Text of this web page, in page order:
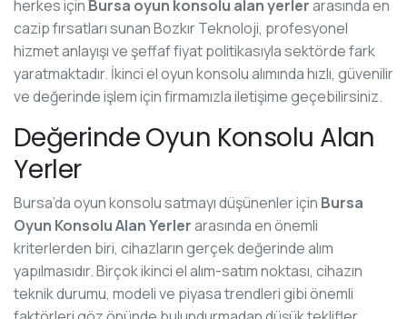
herkes için Bursa oyun konsolu alan yerlerarasında en
cazip fırsatları sunan Bozkır Teknoloji, profesyonel
hizmet anlayışı ve şeffaf fiyat politikasıyla sektörde fark
yaratmaktadır. İkinci el oyun konsolu alımında hızlı, güvenilir
ve değerinde işlem için firmamızla iletişime geçebilirsiniz.
Değerinde Oyun Konsolu Alan
Yerler
Bursa’da oyun konsolu satmayı düşünenler için Bursa
Oyun Konsolu Alan Yerlerarasında en önemli
kriterlerden biri, cihazların gerçek değerinde alım
yapılmasıdır. Birçok ikinci el alım-satım noktası, cihazın
teknik durumu, modeli ve piyasa trendleri gibi önemli